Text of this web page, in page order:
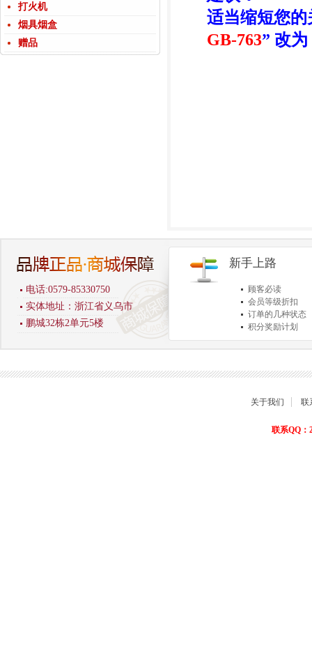
打火机
烟具烟盒
赠品
适当缩短您
GB-763” 改为
电话:0579-85330750
实体地址：浙江省义乌市
鹏城32栋2单元5楼
新手上路
顾客必读
会员等级折扣
订单的几种状态
积分奖励计划
商品退货保障
关于我们 联
联系QQ：